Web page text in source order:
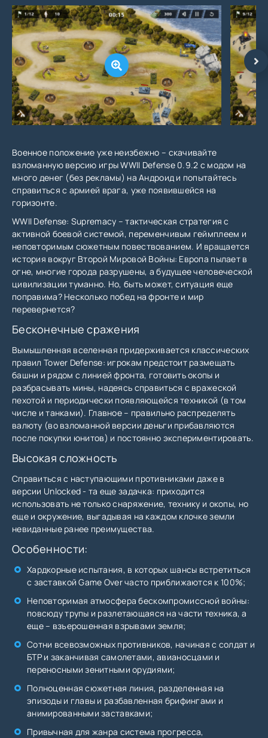
Военное положение уже неизбежно – скачивайте
взломанную версию игры WWII Defense 0.9.2 с модом на
много денег (без рекламы) на Андроид и попытайтесь
справиться с армией врага, уже появившейся на
горизонте.
WWII Defense: Supremacy – тактическая стратегия с
активной боевой системой, переменчивым геймплеем и
неповторимым сюжетным повествованием. И вращается
история вокруг Второй Мировой Войны: Европа пылает в
огне, многие города разрушены, а будущее человеческой
цивилизации туманно. Но, быть может, ситуация еще
поправима? Несколько побед на фронте и мир
перевернется?
Бесконечные сражения
Вымышленная вселенная придерживается классических
правил Tower Defense: игрокам предстоит размещать
башни и рядом с линией фронта, готовить окопы и
разбрасывать мины, надеясь справиться с вражеской
пехотой и периодически появляющейся техникой (в том
числе и танками). Главное – правильно распределять
валюту (во взломанной версии деньги прибавляются
после покупки юнитов) и постоянно экспериментировать.
Высокая сложность
Справиться с наступающими противниками даже в
версии Unlocked - та еще задачка: приходится
использовать не только снаряжение, технику и окопы, но
еще и окружение, выгадывая на каждом клочке земли
невиданные ранее преимущества.
Особенности:
Хардкорные испытания, в которых шансы встретиться
с заставкой Game Over часто приближаются к 100%;
Неповторимая атмосфера бескомпромиссной войны:
повсюду трупы и разлетающаяся на части техника, а
еще – взъерошенная взрывами земля;
Сотни всевозможных противников, начиная с солдат и
БТР и заканчивая самолетами, авианосцами и
переносными зенитными орудиями;
Полноценная сюжетная линия, разделенная на
эпизоды и главы и разбавленная брифингами и
анимированными заставками;
Привычная для жанра система прогресса,